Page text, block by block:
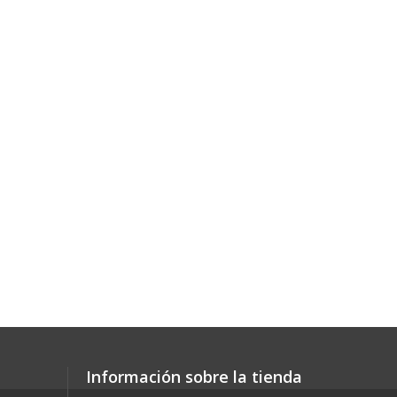
Información sobre la tienda